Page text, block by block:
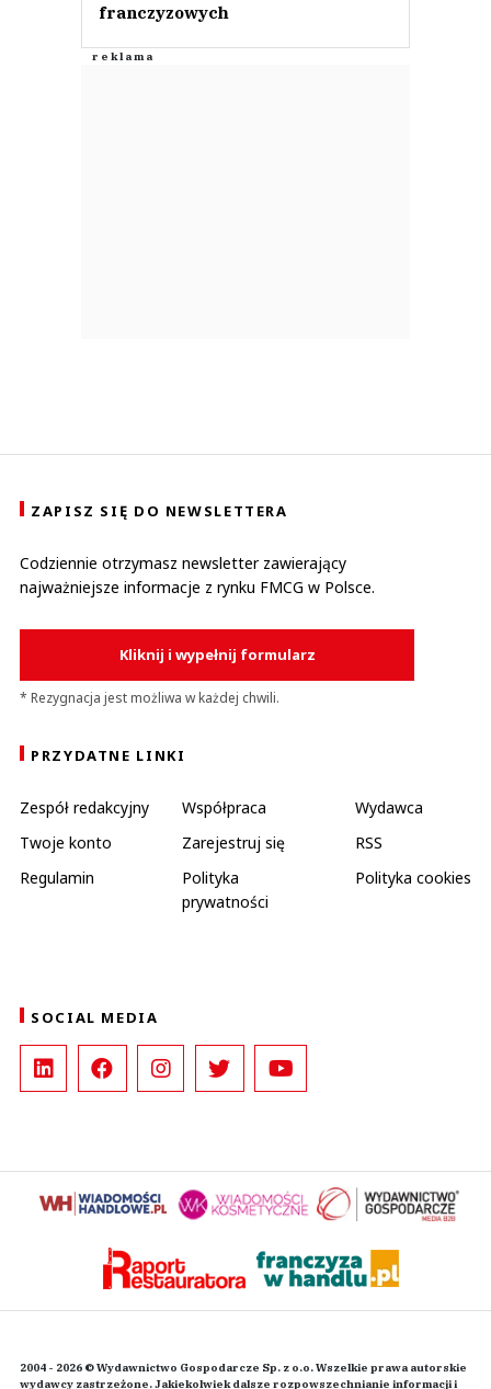
franczyzowych
ZAPISZ SIĘ DO NEWSLETTERA
Codziennie otrzymasz newsletter zawierający
najważniejsze informacje z rynku FMCG w Polsce.
Kliknij i wypełnij formularz
* Rezygnacja jest możliwa w każdej chwili.
PRZYDATNE LINKI
Zespół redakcyjny Współpraca
Wydawca
Twoje konto
Zarejestruj się
RSS
Regulamin
Polityka
prywatności
Polityka cookies
SOCIAL MEDIA
2004 - 2026 © Wydawnictwo Gospodarcze Sp. z o.o. Wszelkie prawa autorskie
wydawcy zastrzeżone. Jakiekolwiek dalsze rozpowszechnianie informacji i